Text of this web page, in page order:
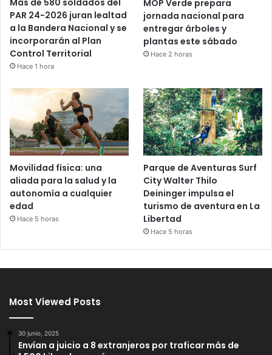
Más de 580 soldados del
PAR 24-2026 juran lealtad
a la Bandera Nacional y se
incorporarán al Plan
Control Territorial
Hace 1 hora
MOP Verde prepara
jornada nacional para
entregar árboles y
plantas este sábado
Hace 2 horas
Movilidad física: una
aliada para la salud y la
autonomía a cualquier
edad
Hace 5 horas
Parque de Aventuras Surf
City Walter Thilo
Deininger impulsa el
turismo de aventura en La
Libertad
Hace 5 horas
Most Viewed Posts
30 junio, 2025
Envían a juicio a 8 extranjeros por traficar más de